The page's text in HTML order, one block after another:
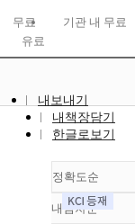
무료
기관 내 무료
유료
내보내기
내책장담기
한글로보기
정확도순
정확도
내림차순